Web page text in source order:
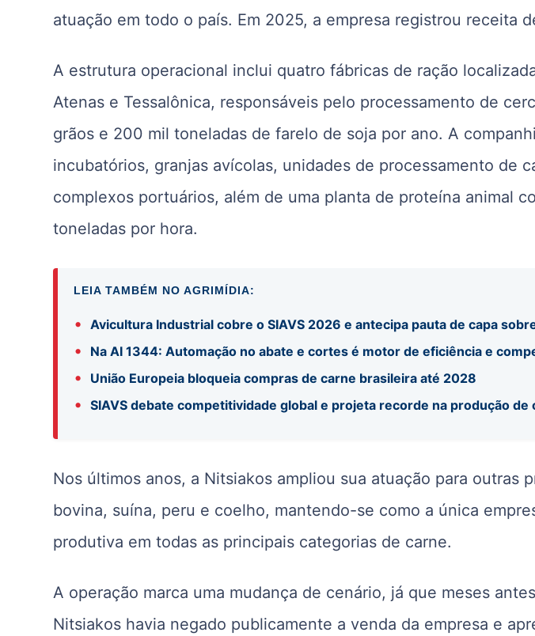
atuação em todo o país. Em 2025, a empresa registrou receita
A estrutura operacional inclui quatro fábricas de ração
Atenas e Tessalônica, responsáveis pelo processamento de
grãos e 200 mil toneladas de farelo de soja por ano. A
incubatórios, granjas avícolas, unidades de processamento de
complexos portuários, além de uma planta de proteína animal
toneladas por hora.
LEIA TAMBÉM NO AGRIMÍDIA:
• Avicultura Industrial cobre o SIAVS 2026 e antecipa pauta de capa
• Na AI 1344: Automação no abate e cortes é motor de eficiência e
• União Europeia bloqueia compras de carne brasileira até 2028
• SIAVS debate competitividade global e projeta recorde na produção de
Nos últimos anos, a Nitsiakos ampliou sua atuação para outras
bovina, suína, peru e coelho, mantendo-se como a única
produtiva em todas as principais categorias de carne.
A operação marca uma mudança de cenário, já que meses
Nitsiakos havia negado publicamente a venda da empresa e